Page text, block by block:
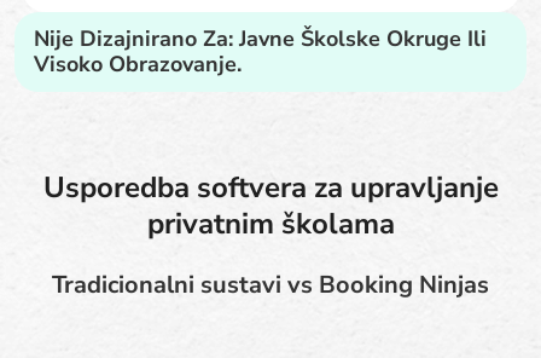
Nije Dizajnirano Za: Javne Školske Okruge Ili
Visoko Obrazovanje.
Usporedba softvera za upravljanje
privatnim školama
Tradicionalni sustavi vs Booking Ninjas